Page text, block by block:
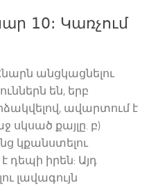
10: Կառչում
անցկացնելու
են, երբ
ավարտում է
քայլը. բ)
կքանստելու
դեպի իրեն: Այդ
լավագույն